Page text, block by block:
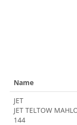
Name
JET
JET TELTOW
144